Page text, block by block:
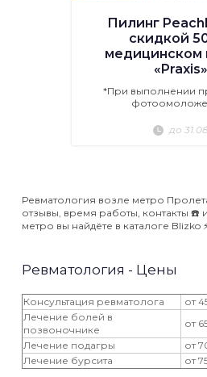
Пилинг
скидкой
медицинском
«Praxis»
*При выполнении
до 31.08
Ревматология возле метро
отзывы, время работы, контакты ☎️
метро вы найдёте в каталоге Blizko
Ревматология - Цены
Консультация ревматолога
от
Лечение болей в
позвоночнике
от
Лечение подагры
от
Лечение бурсита
от